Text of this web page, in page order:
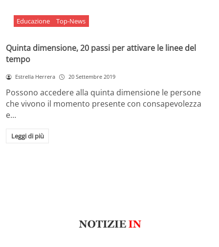
Educazione Top-News
Quinta dimensione, 20 passi per attivare le linee del
tempo
Estrella Herrera 20 Settembre 2019
Possono accedere alla quinta dimensione le persone
che vivono il momento presente con consapevolezza
e…
Leggi di più